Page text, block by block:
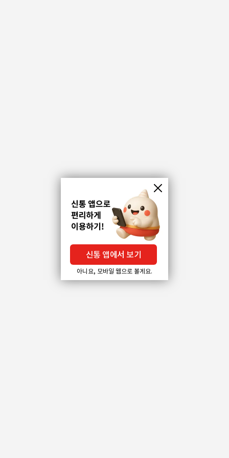
신통 앱에서 보기
아니요, 모바일 웹으로 볼게요.